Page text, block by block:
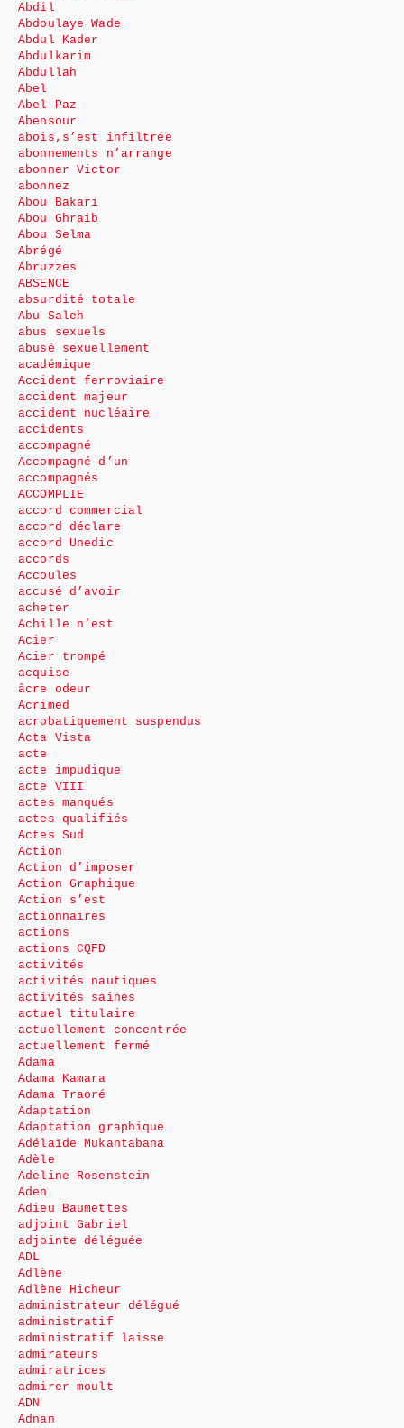
Abdil
Abdoulaye Wade
Abdul Kader
Abdulkarim
Abdullah
Abel
Abel Paz
Abensour
abois,s’est infiltrée
abonnements n’arrange
abonner Victor
abonnez
Abou Bakari
Abou Ghraib
Abou Selma
Abrégé
Abruzzes
ABSENCE
absurdité totale
Abu Saleh
abus sexuels
abusé sexuellement
académique
Accident ferroviaire
accident majeur
accident nucléaire
accidents
accompagné
Accompagné d’un
accompagnés
ACCOMPLIE
accord commercial
accord déclare
accord Unedic
accords
Accoules
accusé d’avoir
acheter
Achille n’est
Acier
Acier trompé
acquise
âcre odeur
Acrimed
acrobatiquement suspendus
Acta Vista
acte
acte impudique
acte VIII
actes manqués
actes qualifiés
Actes Sud
Action
Action d’imposer
Action Graphique
Action s’est
actionnaires
actions
actions CQFD
activités
activités nautiques
activités saines
actuel titulaire
actuellement concentrée
actuellement fermé
Adama
Adama Kamara
Adama Traoré
Adaptation
Adaptation graphique
Adélaïde Mukantabana
Adèle
Adeline Rosenstein
Aden
Adieu Baumettes
adjoint Gabriel
adjointe déléguée
ADL
Adlène
Adlène Hicheur
administrateur délégué
administratif
administratif laisse
admirateurs
admiratrices
admirer moult
ADN
Adnan